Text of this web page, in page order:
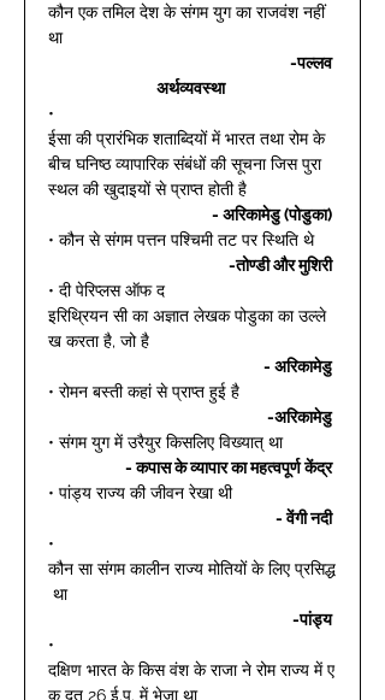
कौन एक तमिल देश के संगम युग का राजवंश नहीं
था
-पल्लव
अर्थव्यवस्था
•
ईसा की प्रारंभिक शताब्दियों में भारत तथा रोम के
बीच घनिष्ठ व्यापारिक संबंधों की सूचना जिस पुरा
स्थल की खुदाइयों से प्राप्त होती है
- अरिकामेडु (पोडुका)
• कौन से संगम पत्तन पश्चिमी तट पर स्थिति थे
-तोण्डी और मुशिरी
• दी पेरिप्लस ऑफ द
इरिथ्रियन सी का अज्ञात लेखक पोडुका का उल्ले
ख करता है, जो है
- अरिकामेडु
• रोमन बस्ती कहां से प्राप्त हुई है
-अरिकामेडु
• संगम युग में उरैयुर किसलिए विख्यात् था
- कपास के व्यापार का महत्वपूर्ण केंद्र
• पांड्य राज्य की जीवन रेखा थी
- वेंगी नदी
•
कौन सा संगम कालीन राज्य मोतियों के लिए प्रसिद्ध
था
-पांड्य
•
दक्षिण भारत के किस वंश के राजा ने रोम राज्य में ए
क दूत 26 ई.पू. में भेजा था